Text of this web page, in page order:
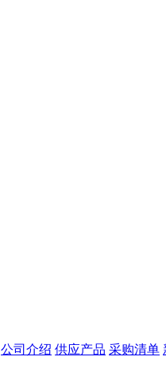
公司介绍 供应产品 采购清单